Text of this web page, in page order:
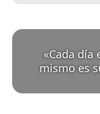
«Cada día
mismo es